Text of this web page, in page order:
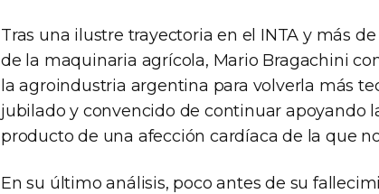
Tras una ilustre trayectoria en el INTA y más
de la maquinaria agrícola, Mario Bragachini
la agroindustria argentina para volverla más
jubilado y convencido de continuar apoyando
producto de una afección cardíaca de la que
En su último análisis, poco antes de su